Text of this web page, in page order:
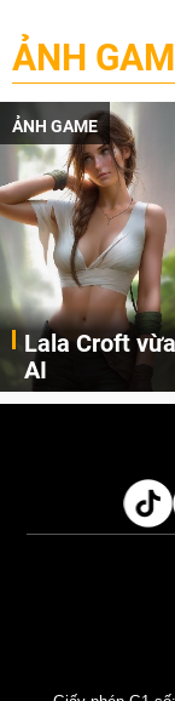
ẢNH
ẢNH GAME
Lala Croft
AI